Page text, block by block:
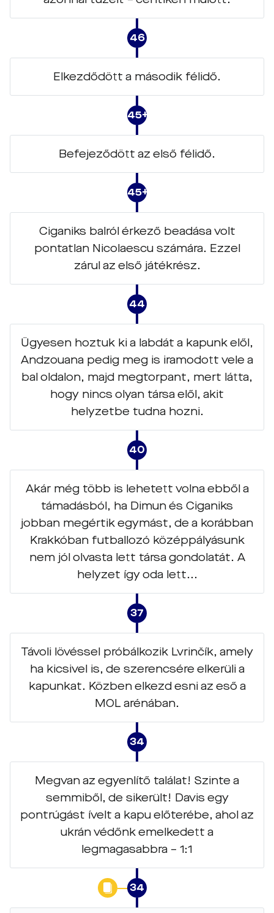
46
Elkezdődött a második félidő.
45+1
Befejeződött az első félidő.
45+1
Ciganiks balról érkező beadása volt
pontatlan Nicolaescu számára. Ezzel
zárul az első játékrész.
44
Ügyesen hoztuk ki a labdát a kapunk elől,
Andzouana pedig meg is iramodott vele a
bal oldalon, majd megtorpant, mert látta,
hogy nincs olyan társa elől, akit
helyzetbe tudna hozni.
40
Akár még több is lehetett volna ebből a
támadásból, ha Dimun és Ciganiks
jobban megértik egymást, de a korábban
Krakkóban futballozó középpályásunk
nem jól olvasta lett társa gondolatát. A
helyzet így oda lett...
37
Távoli lövéssel próbálkozik Lvrinčík, amely
ha kicsivel is, de szerencsére elkerüli a
kapunkat. Közben elkezd esni az eső a
MOL arénában.
34
Megvan az egyenlítő találat! Szinte a
semmiből, de sikerült! Davis egy
pontrúgást ívelt a kapu előterébe, ahol az
ukrán védőnk emelkedett a
legmagasabbra – 1:1
34